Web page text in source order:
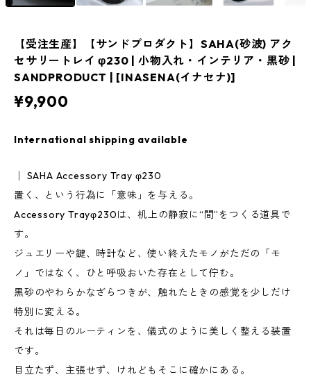
【受注生産】【サンドプロダクト】SAHA(砂波) アク
セサリートレイ φ230 | 小物入れ・インテリア・黒砂 |
SANDPRODUCT | [INASENA(イナセナ)]
¥9,900
International shipping available
│ SAHA Accessory Tray φ230
置く、という行為に「意味」を与える。
Accessory Trayφ230は、机上の静寂に“間”をつくる道具で
す。
ジュエリーや鍵、時計など、使い終えたモノがただの「モ
ノ」ではなく、ひと呼吸おいた存在として佇む。
黒砂のやわらかなざらつきが、触れたときの感覚を少しだけ
特別に変える。
それは毎日のルーティンを、儀式のように美しく整える装置
です。
目立たず、主張せず、けれどもそこに確かにある。